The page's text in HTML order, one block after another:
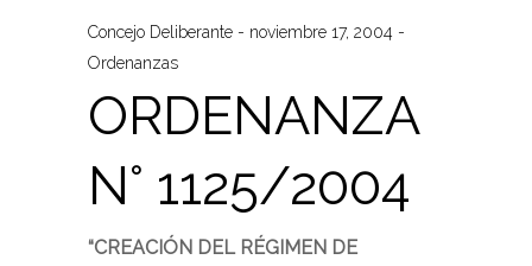
Concejo Deliberante
noviembre 17, 2004
Ordenanzas
ORDENANZA
N° 1125/2004
“CREACIÓN DEL RÉGIMEN DE